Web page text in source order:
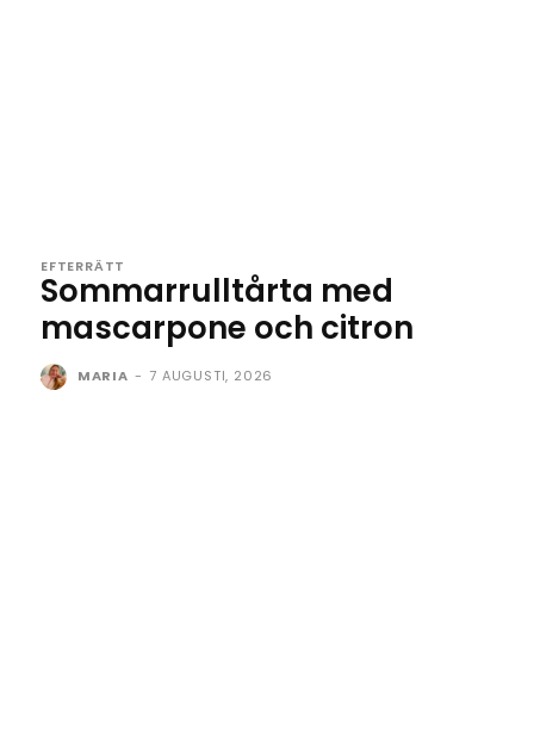
EFTERRÄTT
Sommarrulltårta med
mascarpone och citron
MARIA - 7 AUGUSTI, 2026